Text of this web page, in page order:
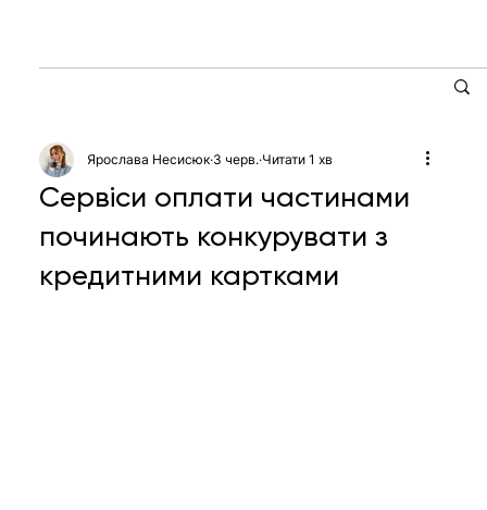
Сервіси оплати частинами
починають конкурувати з
кредитними картками
Ярослава Несисюк 3 черв. Читати 1 хв